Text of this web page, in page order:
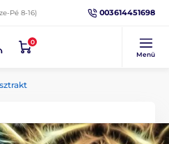
Pé 8-16) 003614451698
0
Menü